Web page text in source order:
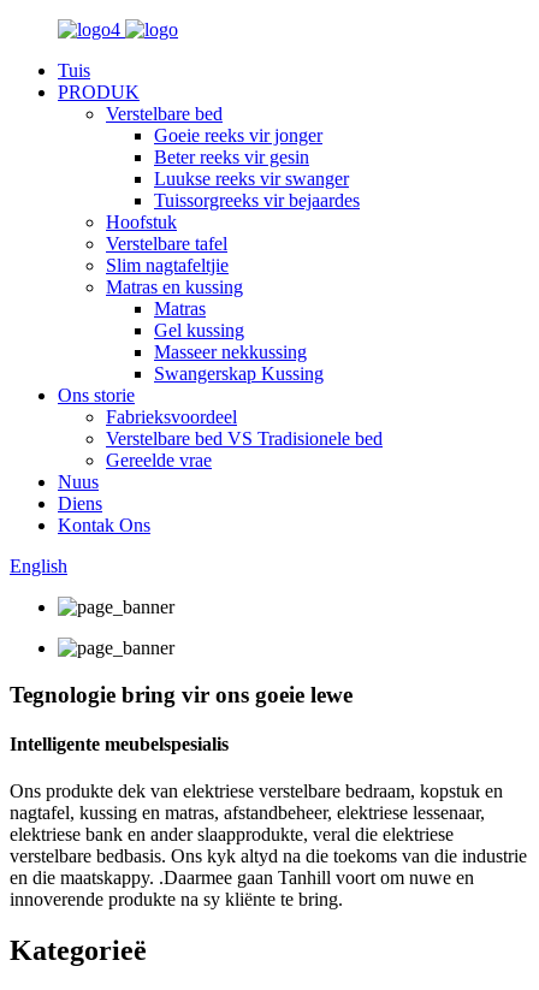
Tuis
PRODUK
Verstelbare bed
Goeie reeks vir jonger
Beter reeks vir gesin
Luukse reeks vir swanger
Tuissorgreeks vir bejaardes
Hoofstuk
Verstelbare tafel
Slim nagtafeltjie
Matras en kussing
Matras
Gel kussing
Masseer nekkussing
Swangerskap Kussing
Ons storie
Fabrieksvoordeel
Verstelbare bed VS Tradisionele bed
Gereelde vrae
Nuus
Diens
Kontak Ons
English
Tegnologie bring vir ons goeie lewe
Intelligente meubelspesialis
Ons produkte dek van elektriese verstelbare bedraam, kopstuk en
nagtafel, kussing en matras, afstandbeheer, elektriese lessenaar,
elektriese bank en ander slaapprodukte, veral die elektriese
verstelbare bedbasis. Ons kyk altyd na die toekoms van die industrie
en die maatskappy. .Daarmee gaan Tanhill voort om nuwe en
innoverende produkte na sy kliënte te bring.
Kategorieë